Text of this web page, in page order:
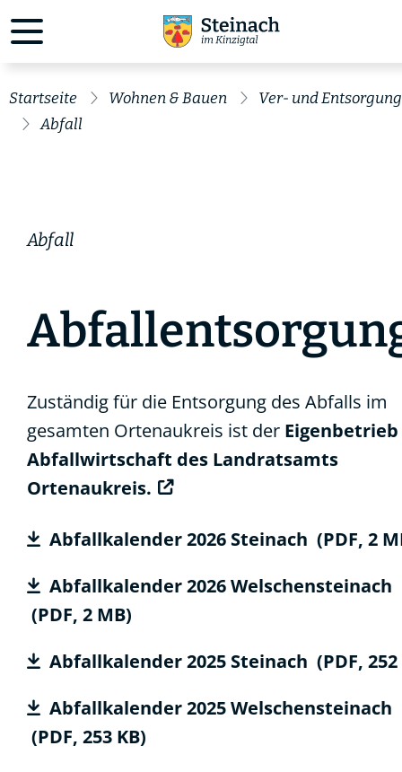
Startseite Wohnen & Bauen
Ver- und Entsorgung
Abfall
Abfall
Zuständig für die Entsorgung des Abfalls im
gesamten Ortenaukreis ist der Eigenbetrieb
Abfallwirtschaft des Landratsamts
Ortenaukreis.
Abfallkalender 2026 Steinach (PDF, 2
Abfallkalender 2026 Welschensteinach
(PDF, 2 MB)
Abfallkalender 2025 Steinach (PDF, 252
Abfallkalender 2025 Welschensteinach
(PDF, 253 KB)